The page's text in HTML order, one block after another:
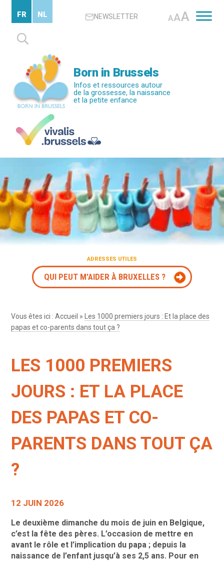
contenu
principal
NEWSLETTER AAA
Rechercher :
FR NL
Born in Brussels
Infos et ressources autour
de la grossesse, la naissance
et la petite enfance
ADRESSES UTILES
QUI PEUT M'AIDER À BRUXELLES ?
Vous êtes ici :Accueil »
Les 1000 premiers jours : Et la place des
papas et co-parents dans tout ça ?
LES 1000 PREMIERS
JOURS : ET LA PLACE
DES PAPAS ET CO-
PARENTS DANS TOUT ÇA
?
12 JUIN 2026
Le deuxième dimanche du mois de juin en Belgique,
c’est la fête des pères. L’occasion de mettre en
avant le rôle et l’implication du papa ; depuis la
naissance de l’enfant jusqu’à ses 2,5 ans. Pour en